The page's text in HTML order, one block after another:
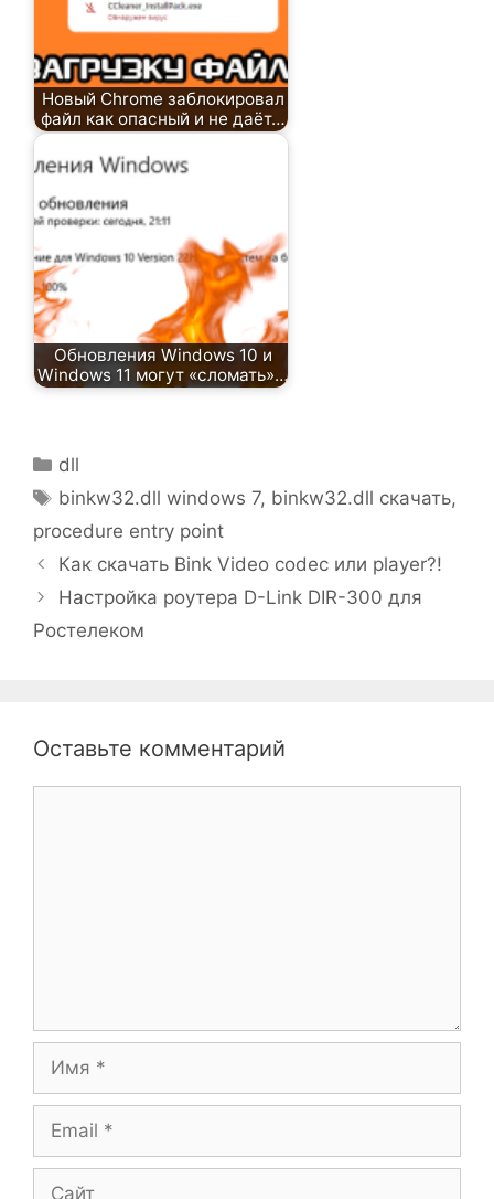
Новый Chrome заблокировал
файл как опасный и не даёт…
Обновления Windows 10 и
Windows 11 могут «сломать»…
Рубрики
dll
Метки
binkw32.dll windows 7, binkw32.dll скачать,
procedure entry point
Как скачать Bink Video codec или player?!
Настройка роутера D-Link DIR-300 для
Ростелеком
Оставьте комментарий